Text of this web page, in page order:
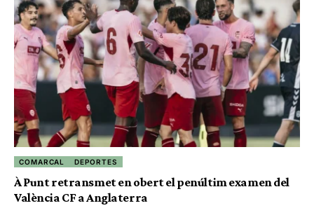
COMARCAL DEPORTES
À Punt retransmet en obert el penúltim examen del
València CF a Anglaterra